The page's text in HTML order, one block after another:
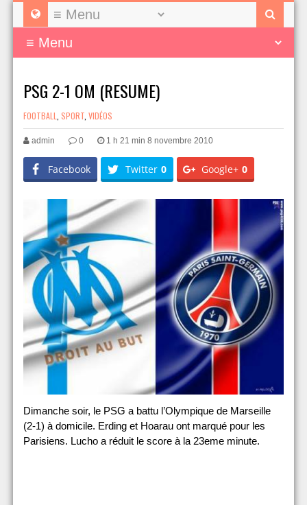
PSG 2-1 OM (RESUME)
FOOTBALL SPORT VIDÉOS
admin 0 1 h 21 min 8 novembre 2010
Facebook Twitter 0 Google+ 0
Dimanche soir, le PSG a battu l’Olympique de Marseille
(2-1) à domicile. Erding et Hoarau ont marqué pour les
Parisiens. Lucho a réduit le score à la 23eme minute.